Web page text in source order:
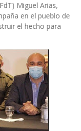
Miguel Arias,
en el pueblo de
el hecho para